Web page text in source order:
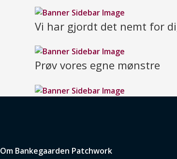
Vi har gjordt det nemt for
Prøv vores egne mønstre
Om Bankegaarden Patchwork